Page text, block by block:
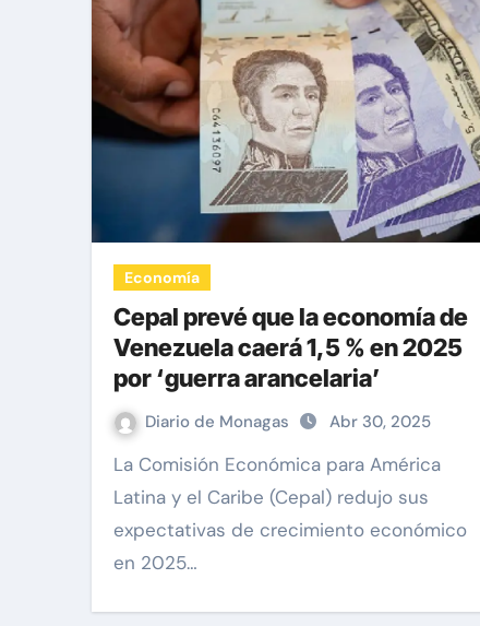
Economía
Cepal prevé que la economía de
Venezuela caerá 1,5 % en 2025
por ‘guerra arancelaria’
Diario de Monagas Abr 30, 2025
La Comisión Económica para América
Latina y el Caribe (Cepal) redujo sus
expectativas de crecimiento económico
en 2025…